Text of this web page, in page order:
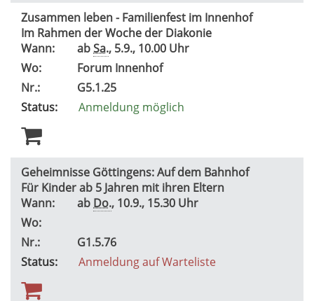
Zusammen leben - Familienfest im Innenhof
Im Rahmen der Woche der Diakonie
Wann:
abSa., 5.9., 10.00 Uhr
Wo:
Forum Innenhof
Nr.:
G5.1.25
Status:
Anmeldung möglich
Geheimnisse Göttingens: Auf dem Bahnhof
Für Kinder ab 5 Jahren mit ihren Eltern
Wann:
ab Do., 10.9., 15.30 Uhr
Wo:
Nr.:
G1.5.76
Status:
Anmeldung auf Warteliste